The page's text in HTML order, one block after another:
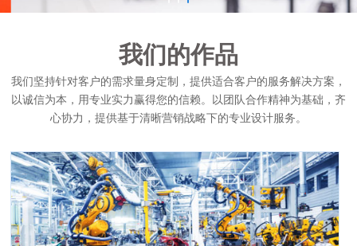
我们的作品
我们坚持针对客户的需求量身定制，提供适合客户的服务解决方案，
以诚信为本，用专业实力赢得您的信赖。以团队合作精神为基础，齐
心协力，提供基于清晰营销战略下的专业设计服务。